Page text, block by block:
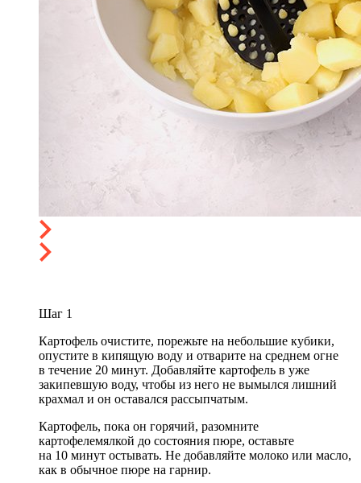
Шаг 1
Картофель очистите, порежьте на небольшие кубики,
опустите в кипящую воду и отварите на среднем огне
в течение 20 минут. Добавляйте картофель в уже
закипевшую воду, чтобы из него не вымылся лишний
крахмал и он оставался рассыпчатым.
Картофель, пока он горячий, разомните
картофелемялкой до состояния пюре, оставьте
на 10 минут остывать. Не добавляйте молоко или масло,
как в обычное пюре на гарнир.